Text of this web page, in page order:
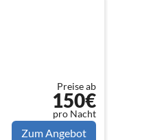
Preise ab
150€
pro Nacht
Zum Angebot